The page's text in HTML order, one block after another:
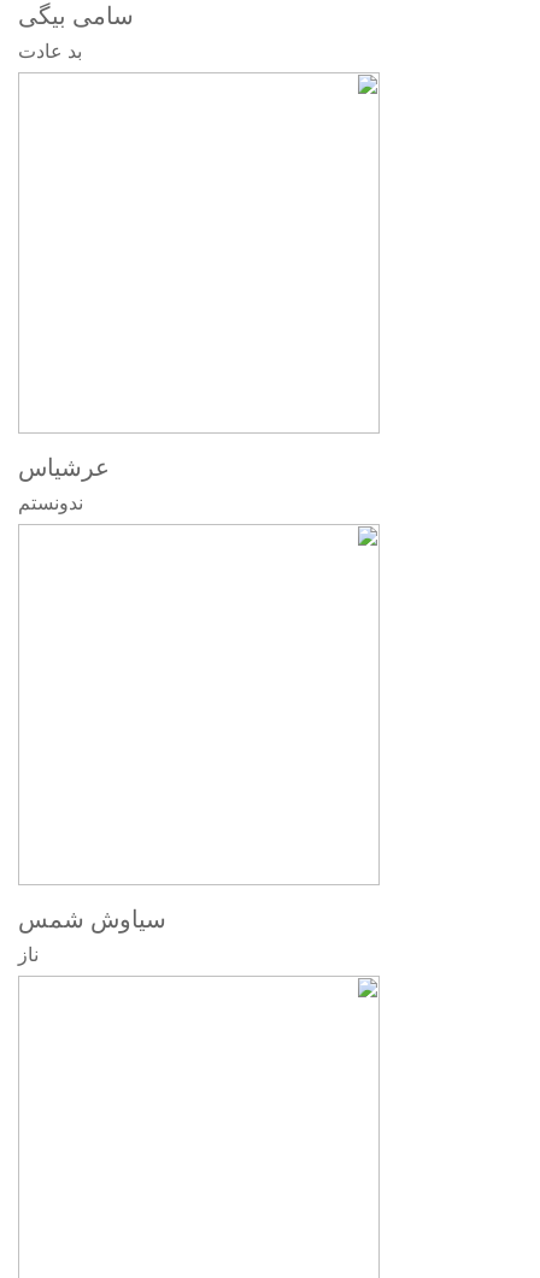
سامی بیگی
بد عادت
عرشیاس
ندونستم
سیاوش شمس
ناز